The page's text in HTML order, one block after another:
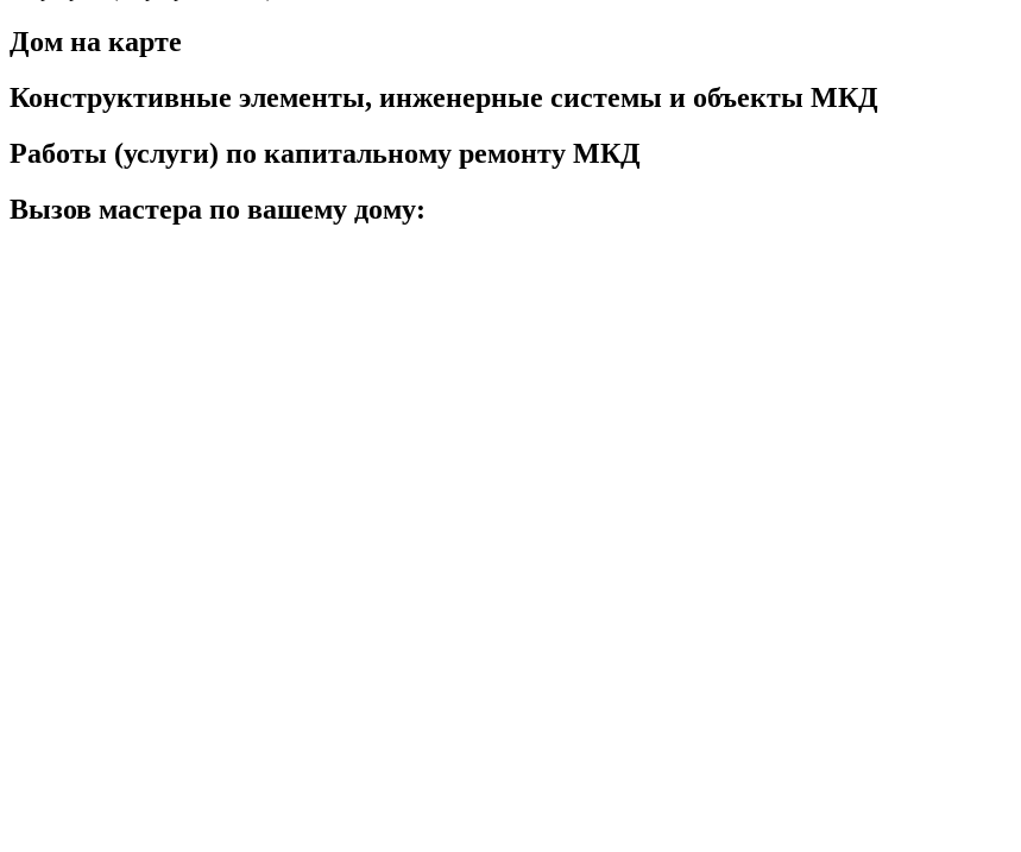
Дом на карте
Конструктивные элементы, инженерные системы и объекты МКД
Работы (услуги) по капитальному ремонту МКД
Вызов мастера по вашему дому: